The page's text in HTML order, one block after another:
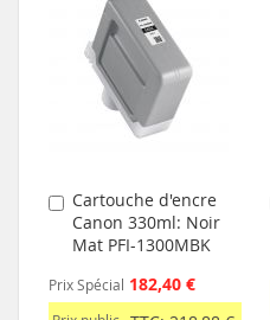
MA
LISTE
D’ENVIE
COMPARATEUR
Cartouche d'encre
Canon 330ml: Noir
Mat PFI-1300MBK
Prix Spécial 182,40 €
Ajouter
au
panier